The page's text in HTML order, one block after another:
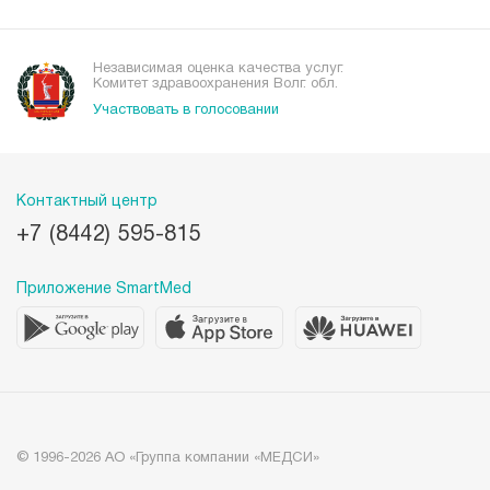
Независимая оценка качества услуг.
Комитет здравоохранения Волг. обл.
Участвовать в голосовании
Контактный центр
+7 (8442) 595-815
Приложение SmartMed
© 1996-2026 АО «Группа компании «МЕДСИ»